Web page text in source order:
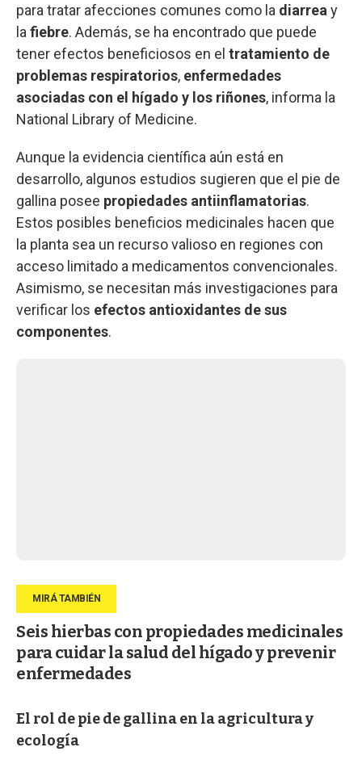
para tratar afecciones comunes como la diarrea y
la fiebre. Además, se ha encontrado que puede
tener efectos beneficiosos en el tratamiento de
problemas respiratorios, enfermedades
asociadas con el hígado y los riñones, informa la
National Library of Medicine.
Aunque la evidencia científica aún está en
desarrollo, algunos estudios sugieren que el pie de
gallina posee propiedades antiinflamatorias.
Estos posibles beneficios medicinales hacen que
la planta sea un recurso valioso en regiones con
acceso limitado a medicamentos convencionales.
Asimismo, se necesitan más investigaciones para
verificar los efectos antioxidantes de sus
componentes.
Seis hierbas con propiedades medicinales
para cuidar la salud del hígado y prevenir
enfermedades
El rol de pie de gallina en la agricultura y
ecología